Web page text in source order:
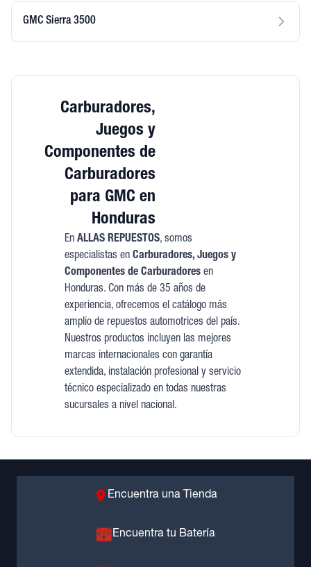
GMC Sierra 3500
Carburadores,
Juegos y
Componentes de
Carburadores
para GMC en
Honduras
En ALLAS REPUESTOS, somos
especialistas en Carburadores, Juegos y
Componentes de Carburadoresen
Honduras. Con más de 35 años de
experiencia, ofrecemos el catálogo más
amplio de repuestos automotrices del país.
Nuestros productos incluyen las mejores
marcas internacionales con garantía
extendida, instalación profesional y servicio
técnico especializado en todas nuestras
sucursales a nivel nacional.
Encuentra una Tienda
Encuentra tu Batería